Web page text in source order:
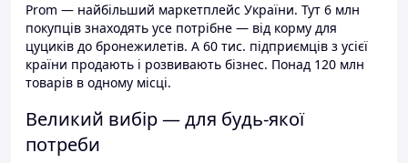
Prom — найбільший маркетплейс України. Тут 6 млн
покупців знаходять усе потрібне — від корму для
цуциків до бронежилетів. А 60 тис. підприємців з усієї
країни продають і розвивають бізнес. Понад 120 млн
товарів в одному місці.
Великий вибір — для будь-якої
потреби